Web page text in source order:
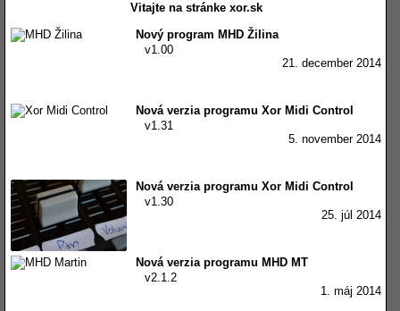
Vitajte na stránke xor.sk
Nový program MHD Žilina
v1.00
21. december 2014
Nová verzia programu Xor Midi Control
v1.31
5. november 2014
Nová verzia programu Xor Midi Control
v1.30
25. júl 2014
Nová verzia programu MHD MT
v2.1.2
1. máj 2014